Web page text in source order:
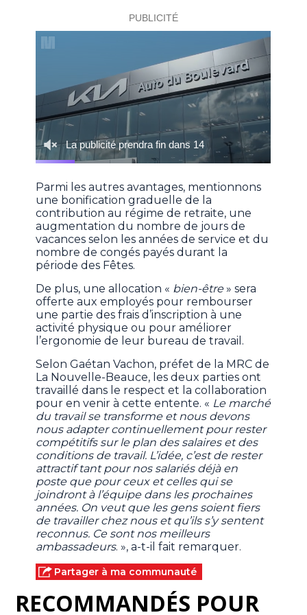
Parmi les autres avantages, mentionnons
une bonification graduelle de la
contribution au régime de retraite, une
augmentation du nombre de jours de
vacances selon les années de service et du
nombre de congés payés durant la
période des Fêtes.
De plus, une allocation « bien-être» sera
offerte aux employés pour rembourser
une partie des frais d’inscription à une
activité physique ou pour améliorer
l’ergonomie de leur bureau de travail.
Selon Gaétan Vachon, préfet de la MRC de
La Nouvelle-Beauce, les deux parties ont
travaillé dans le respect et la collaboration
pour en venir à cette entente. « Le marché
du travail se transforme et nous devons
nous adapter continuellement pour rester
compétitifs sur le plan des salaires et des
conditions de travail. L’idée, c’est de rester
attractif tant pour nos salariés déjà en
poste que pour ceux et celles qui se
joindront à l’équipe dans les prochaines
années. On veut que les gens soient fiers
de travailler chez nous et qu’ils s’y sentent
reconnus. Ce sont nos meilleurs
ambassadeurs. », a-t-il fait remarquer.
Partager à ma communauté
RECOMMANDÉS POUR